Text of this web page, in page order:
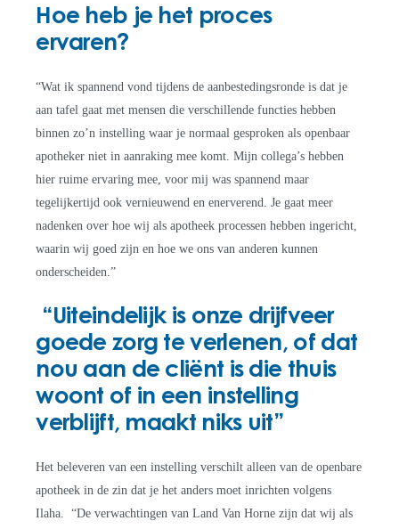
Hoe heb je het proces
ervaren?
“Wat ik spannend vond tijdens de aanbestedingsronde is dat je
aan tafel gaat met mensen die verschillende functies hebben
binnen zo’n instelling waar je normaal gesproken als openbaar
apotheker niet in aanraking mee komt. Mijn collega’s hebben
hier ruime ervaring mee, voor mij was spannend maar
tegelijkertijd ook vernieuwend en enerverend. Je gaat meer
nadenken over hoe wij als apotheek processen hebben ingericht,
waarin wij goed zijn en hoe we ons van anderen kunnen
onderscheiden.”
“Uiteindelijk is onze drijfveer
goede zorg te verlenen, of dat
nou aan de cliënt is die thuis
woont of in een instelling
verblijft, maakt niks uit”
Het beleveren van een instelling verschilt alleen van de openbare
apotheek in de zin dat je het anders moet inrichten volgens
Ilaha. “De verwachtingen van Land Van Horne zijn dat wij als